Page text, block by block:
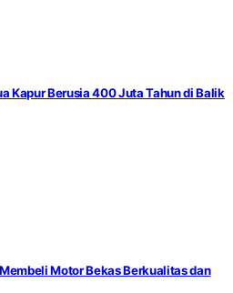
Kapur Berusia 400 Juta Tahun di Balik
Motor Bekas Berkualitas dan